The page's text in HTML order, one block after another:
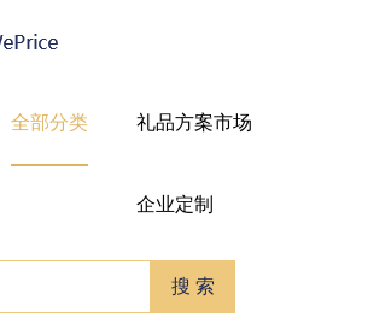
全部分类 礼品方案市场
企业定制